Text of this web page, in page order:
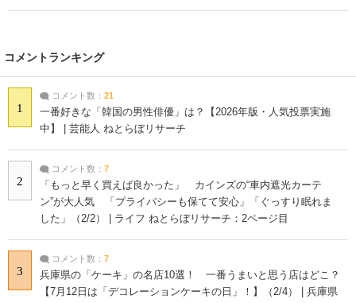
コメントランキング
1
コメント数： 21
一番好きな「韓国の男性俳優」は？【2026年版・人気投票実施
中】 | 芸能人 ねとらぼリサーチ
2
コメント数： 7
「もっと早く買えば良かった」 カインズの“車内遮光カーテ
ン”が大人気 「プライバシーも保てて安心」「ぐっすり眠れま
した」（2/2） | ライフ ねとらぼリサーチ：2ページ目
3
コメント数： 7
兵庫県の「ケーキ」の名店10選！ 一番うまいと思う店はどこ？
【7月12日は「デコレーションケーキの日」！】（2/4） | 兵庫県